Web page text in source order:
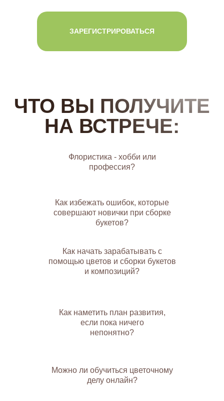
ЗАРЕГИСТРИРОВАТЬСЯ
ЧТО ВЫ ПОЛУЧИТЕ
НА ВСТРЕЧЕ:
Флористика - хобби или
профессия?
Как избежать ошибок, которые
совершают новички при сборке
букетов?
Как начать зарабатывать с
помощью цветов и сборки букетов
и композиций?
Как наметить план развития,
если пока ничего
непонятно?
Можно ли обучиться цветочному
делу онлайн?